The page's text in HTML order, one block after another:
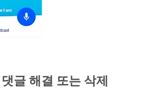
글 해결 또는 삭제